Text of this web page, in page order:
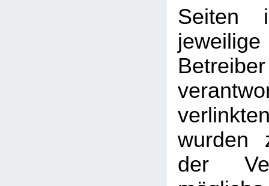
Seiten
wurden
der